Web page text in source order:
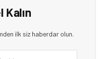
Kalın
ilk siz haberdar olun.